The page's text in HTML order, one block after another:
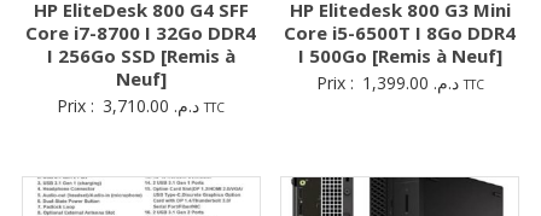
HP EliteDesk 800 G4 SFF
Core i7-8700 I 32Go DDR4
I 256Go SSD [Remis à
Neuf]
Prix : د.م. TTC
HP Elitedesk 800 G3 Mini
Core i5-6500T I 8Go DDR4
I 500Go [Remis à Neuf]
Prix : د.م. TTC